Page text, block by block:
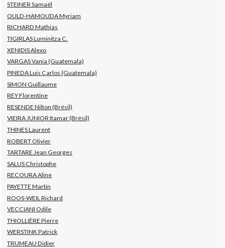
STEINER Samaël
OULD-HAMOUDA Myriam
RICHARD Mathias
TIGIRLAS Luminitza C.
XENIDIS Alexo
VARGAS Vania (Guatemala)
PINEDA Luis Carlos (Guatemala)
SIMON Guillaume
REY Florentine
RESENDE Nilton (Brésil)
VIEIRA JUNIOR Itamar (Brésil)
THINES Laurent
ROBERT Olivier
TARTARE Jean Georges
SALUS Christophe
RECOURA Aline
PAYETTE Martin
ROOS-WEIL Richard
VECCIANI Odile
THIOLLIÈRE Pierre
WERSTINK Patrick
TRUMEAU Didier